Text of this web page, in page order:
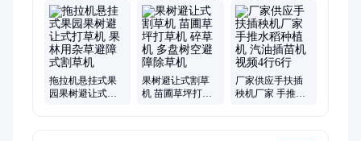
生收获机、土地拉平机、拖拉机牵引、牧草苜蓿圆盘、单杠拖拉
机带、牧草苜蓿后置、卫星定位激光
拖拉机悬挂式果
园果树避让式打
果树避让式割草
机 苗圃草坪打草
厂家供应手扶插
秧机厂家 手推水